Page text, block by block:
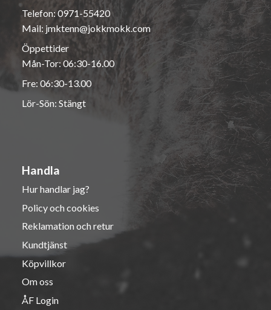
Telefon: 0971-55420
Mail: jmktenn@jokkmokk.com
Öppettider
Mån-Tor: 06:30-16.00
Fre: 06:30-13.00
Lör-Sön: Stängt
Handla
Hur handlar jag?
Policy och cookies
Reklamation och retur
Kundtjänst
Köpvillkor
Om oss
ÅF Login